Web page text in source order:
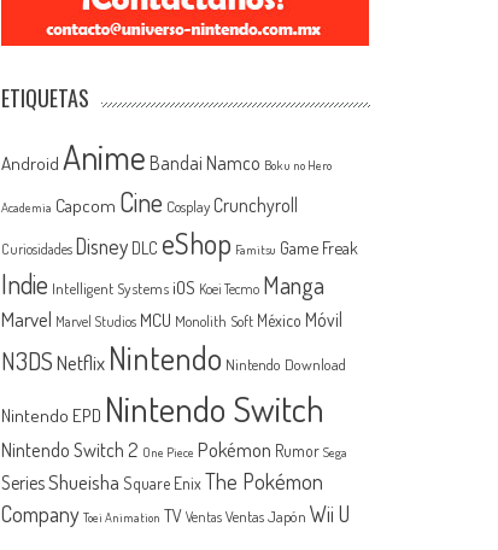
ETIQUETAS
Android Anime Bandai Namco Boku no Hero
Academia Capcom Cine Cosplay Crunchyroll
Curiosidades Disney DLC eShop Famitsu Game Freak
Indie Intelligent Systems iOS Koei Tecmo Manga
Marvel Marvel Studios MCU Monolith Soft México Móvil
N3DSNetflix Nintendo Nintendo Download
Nintendo EPD Nintendo Switch
Nintendo Switch 2 One Piece Pokémon Rumor Sega
SeriesShueisha Square EnixThe Pokémon
Company Toei Animation TV Ventas Ventas Japón Wii U